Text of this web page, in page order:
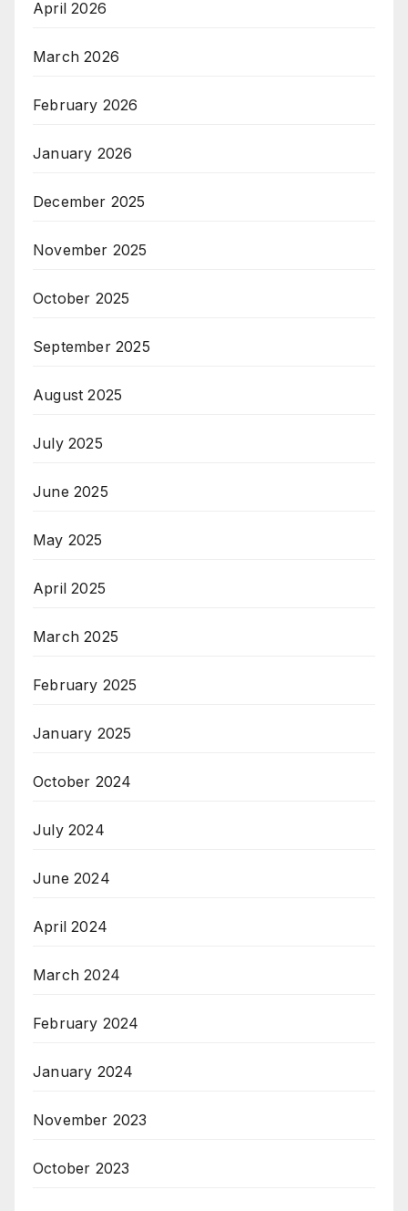
April 2026
March 2026
February 2026
January 2026
December 2025
November 2025
October 2025
September 2025
August 2025
July 2025
June 2025
May 2025
April 2025
March 2025
February 2025
January 2025
October 2024
July 2024
June 2024
April 2024
March 2024
February 2024
January 2024
November 2023
October 2023